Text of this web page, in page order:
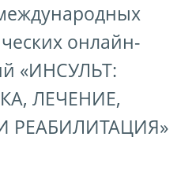
онлайн-
«ИНСУЛЬТ:
ЛЕЧЕНИЕ,
РЕАБИЛИТАЦИЯ»